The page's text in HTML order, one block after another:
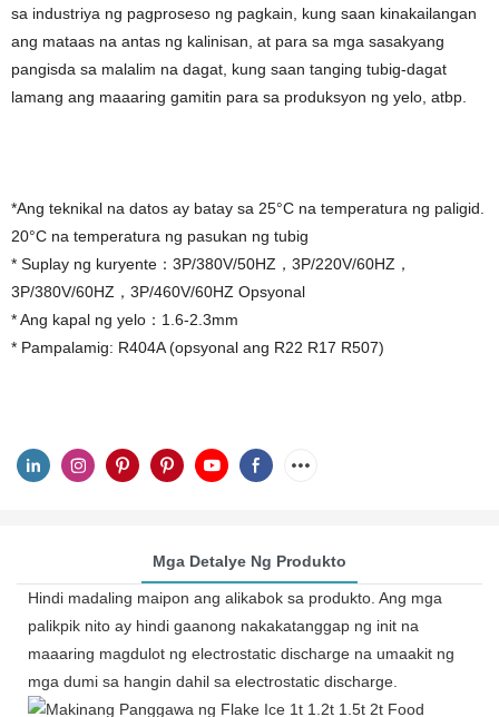
sa industriya ng pagproseso ng pagkain, kung saan kinakailangan
ang mataas na antas ng kalinisan, at para sa mga sasakyang
pangisda sa malalim na dagat, kung saan tanging tubig-dagat
lamang ang maaaring gamitin para sa produksyon ng yelo, atbp.
*Ang teknikal na datos ay batay sa 25°C na temperatura ng paligid.
20°C na temperatura ng pasukan ng tubig
* Suplay ng kuryente：3P/380V/50HZ，3P/220V/60HZ，
3P/380V/60HZ，3P/460V/60HZ Opsyonal
* Ang kapal ng yelo：1.6-2.3mm
* Pampalamig: R404A (opsyonal ang R22 R17 R507)
Mga Detalye Ng Produkto
Hindi madaling maipon ang alikabok sa produkto. Ang mga
palikpik nito ay hindi gaanong nakakatanggap ng init na
maaaring magdulot ng electrostatic discharge na umaakit ng
mga dumi sa hangin dahil sa electrostatic discharge.